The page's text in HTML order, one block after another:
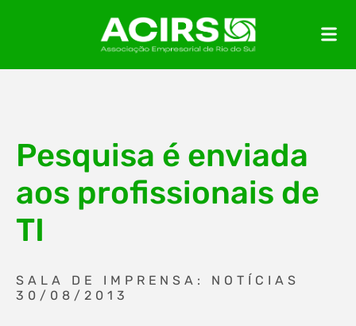
Pesquisa é enviada
aos profissionais de
TI
SALA DE IMPRENSA: NOTÍCIAS
30/08/2013